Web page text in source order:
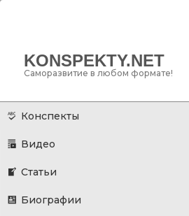
KONSPEKTY.NET
Саморазвитие в любом формате!
Главное меню
основному
дополнительному
Конспекты
Видео
Статьи
Биографии